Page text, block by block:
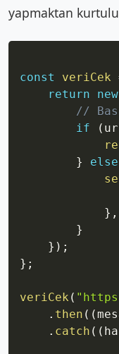
yapmaktan
const veriCek
return
new
//
if
(
}
else
} ,
}
} ) ;
} ;
veriCek (
. then ( (
. catch ( (